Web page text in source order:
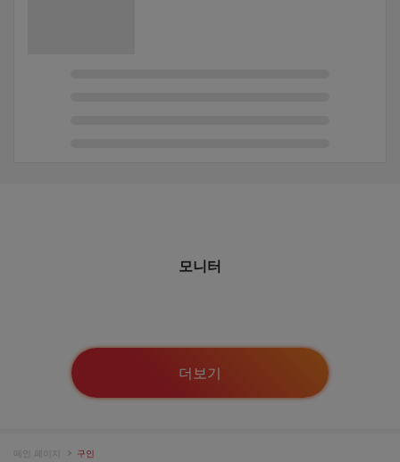
모니터
더보기
메인 페이지 구인